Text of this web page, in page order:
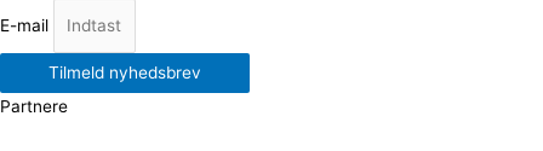
E-mail
Tilmeld nyhedsbrev
Partnere